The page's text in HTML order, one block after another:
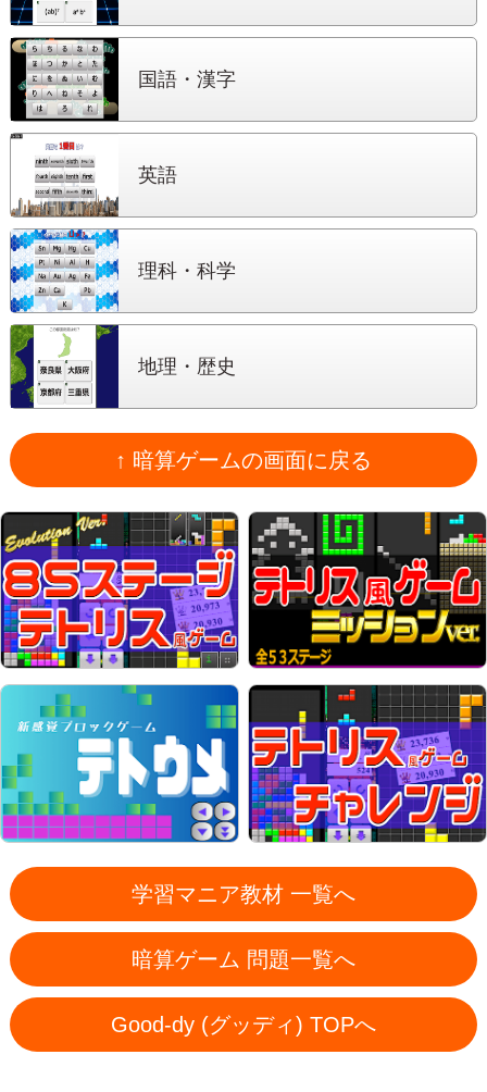
国語・漢字
英語
理科・科学
地理・歴史
↑ 暗算ゲームの画面に戻る
学習マニア教材 一覧へ
暗算ゲーム 問題一覧へ
Good-dy (グッディ) TOPへ